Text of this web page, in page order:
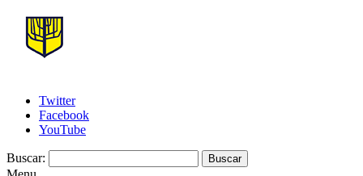
Twitter
Facebook
YouTube
Buscar: